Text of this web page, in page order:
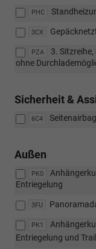
PHC
3CX
PZA
3.
ohne
Sicherheit &
6C4
Außen
PK0
Entriegelung
3FU
PK1
Entriegelung und